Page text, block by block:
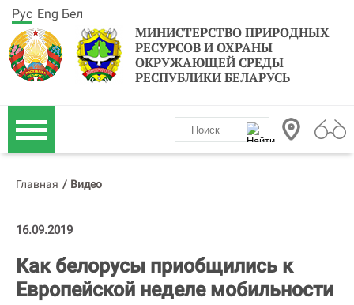
МИНИСТЕРСТВО ПРИРОДНЫХ
РЕСУРСОВ И ОХРАНЫ
ОКРУЖАЮЩЕЙ СРЕДЫ
РЕСПУБЛИКИ БЕЛАРУСЬ
Рус Eng Бел
Главная / Видео
16.09.2019
Как белорусы приобщились к
Европейской неделе мобильности